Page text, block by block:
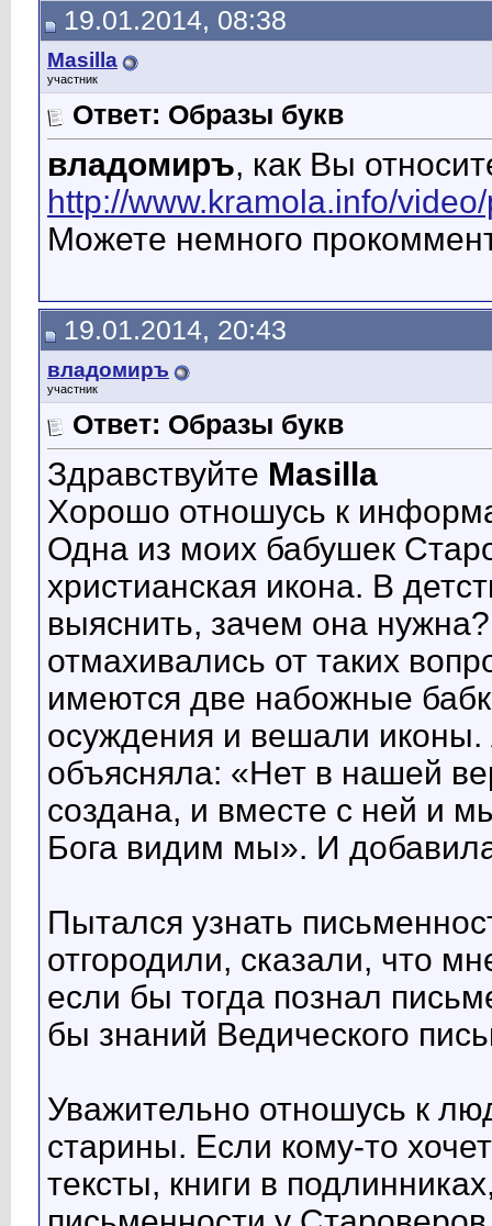
19.01.2014, 08:38
Masilla
участник
Ответ: Образы букв
владомиръ, как Вы
http://www.kramola.info/
Можете немного
19.01.2014, 20:43
владомиръ
участник
Ответ: Образы букв
Здравствуйте Masilla
Хорошо отношусь к
Одна из моих бабушек
христианская икона. В
выяснить, зачем она
отмахивались от таких
имеются две набожные
осуждения и вешали иконы.
объясняла: «Нет в нашей
создана, и вместе с ней и
Бога видим мы». И
Пытался узнать
отгородили, сказали, что
если бы тогда познал
бы знаний Ведического
Уважительно отношусь к
старины. Если кому-то
тексты, книги в